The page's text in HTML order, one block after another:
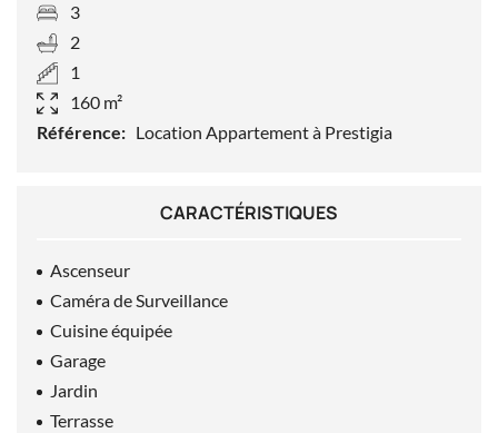
3
2
1
160 m²
Référence: Location Appartement à Prestigia
CARACTÉRISTIQUES
Ascenseur
Caméra de Surveillance
Cuisine équipée
Garage
Jardin
Terrasse